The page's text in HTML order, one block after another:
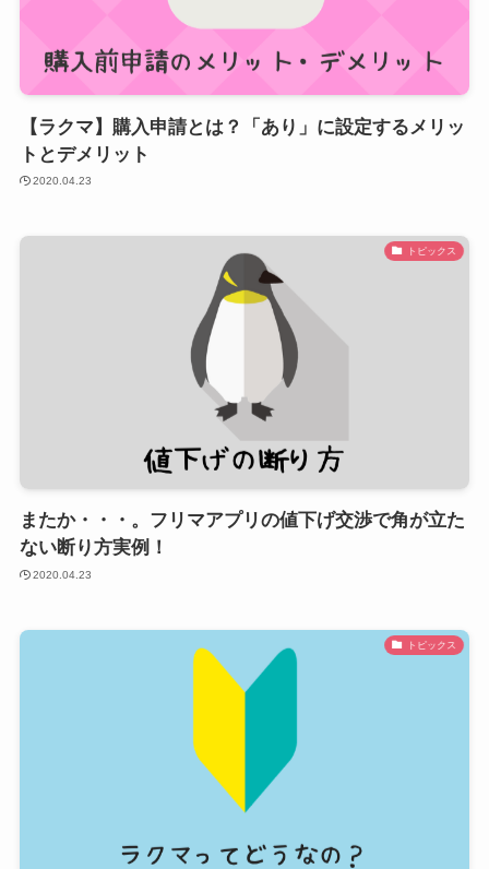
【ラクマ】購入申請とは？「あり」に設定するメリッ
トとデメリット
2020.04.23
トピックス
またか・・・。フリマアプリの値下げ交渉で角が立た
ない断り方実例！
2020.04.23
トピックス